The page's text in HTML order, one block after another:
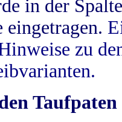
in der
eingetragen.
zu
Taufpaten